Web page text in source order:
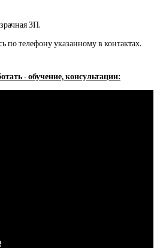
ЗП.
по телефону указанному в контактах.
- обучение, консультации: